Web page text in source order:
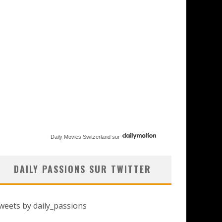
Daily Movies Switzerland sur
DAILY PASSIONS SUR TWITTER
by daily_passions